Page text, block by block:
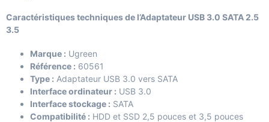
Caractéristiques techniques de l’Adaptateur USB 3.0 SATA 2.5
3.5
Marque : Ugreen
Référence : 60561
Type : Adaptateur USB 3.0 vers SATA
Interface ordinateur : USB 3.0
Interface stockage : SATA
Compatibilité : HDD et SSD 2,5 pouces et 3,5 pouces